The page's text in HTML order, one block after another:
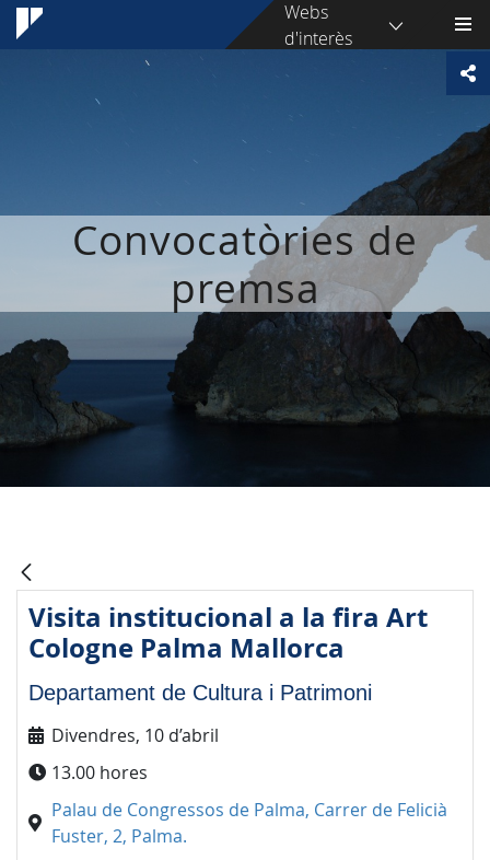
Webs
d'interès
Convocatòries de
premsa
Visita institucional a la fira Art
Cologne Palma Mallorca
Departament de Cultura i Patrimoni
Divendres, 10 d’abril
13.00 hores
Palau de Congressos de Palma, Carrer de Felicià
Fuster, 2, Palma.